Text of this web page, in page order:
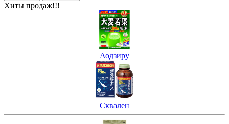
Хиты продаж!!!
Аодзиру
Сквален